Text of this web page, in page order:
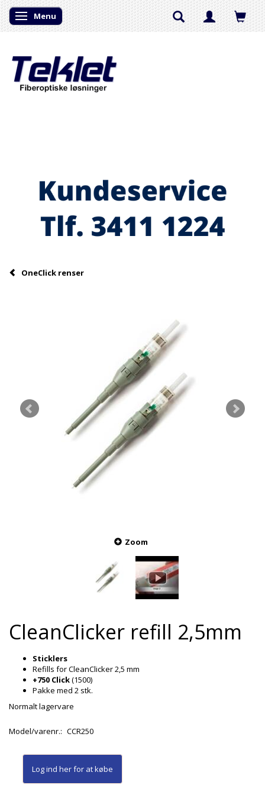
Skifte navigation
Menu
OneClick renser
Zoom
CleanClicker refill 2,5mm
Sticklers
Refills for CleanClicker 2,5 mm
+750 Click(1500)
Pakke med 2 stk.
Normalt lagervare
Model/varenr.: CCR250
Log ind herfor at købe